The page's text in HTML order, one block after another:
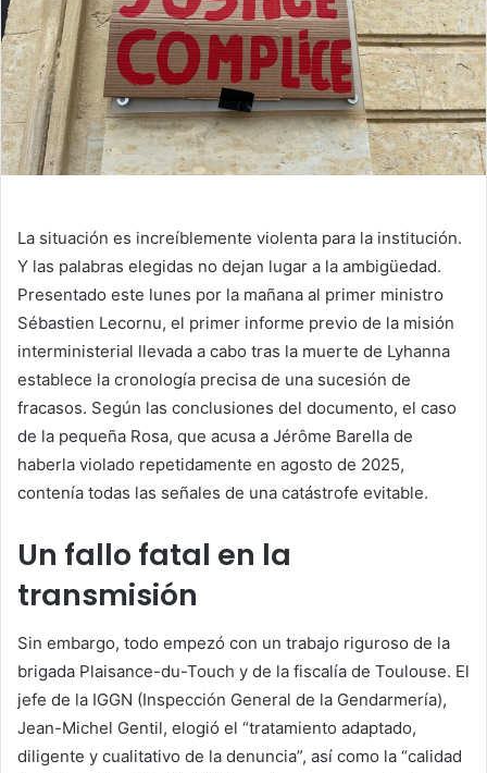
La situación es increíblemente violenta para la institución.
Y las palabras elegidas no dejan lugar a la ambigüedad.
Presentado este lunes por la mañana al primer ministro
Sébastien Lecornu, el primer informe previo de la misión
interministerial llevada a cabo tras la muerte de Lyhanna
establece la cronología precisa de una sucesión de
fracasos. Según las conclusiones del documento, el caso
de la pequeña Rosa, que acusa a Jérôme Barella de
haberla violado repetidamente en agosto de 2025,
contenía todas las señales de una catástrofe evitable.
Un fallo fatal en la
transmisión
Sin embargo, todo empezó con un trabajo riguroso de la
brigada Plaisance-du-Touch y de la fiscalía de Toulouse. El
jefe de la IGGN (Inspección General de la Gendarmería),
Jean-Michel Gentil, elogió el “tratamiento adaptado,
diligente y cualitativo de la denuncia”, así como la “calidad